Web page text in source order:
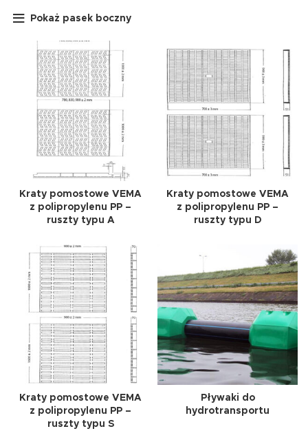
Pokaż pasek boczny
Kraty pomostowe VEMA
z polipropylenu PP –
ruszty typu A
Kraty pomostowe VEMA
z polipropylenu PP –
ruszty typu D
Kraty pomostowe VEMA
z polipropylenu PP –
ruszty typu S
Pływaki do
hydrotransportu